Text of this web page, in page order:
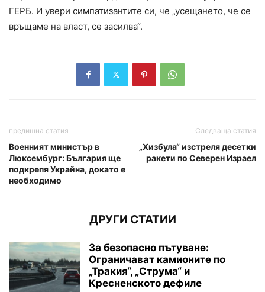
ГЕРБ. И увери симпатизантите си, че „усещането, че се
връщаме на власт, се засилва“.
предишна статия
Военният министър в
Люксембург: България ще
подкрепя Украйна, докато е
необходимо
Следваща статия
„Хизбула“ изстреля десетки
ракети по Северен Израел
ДРУГИ СТАТИИ
За безопасно пътуване:
Ограничават камионите по
„Тракия“, „Струма“ и
Кресненското дефиле